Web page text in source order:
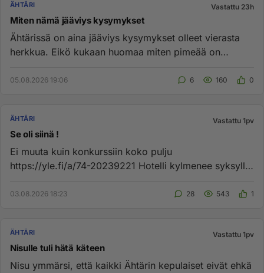
ÄHTÄRI Vastattu 23h
Miten nämä jääviys kysymykset
Ähtärissä on aina jääviys kysymykset olleet vierasta
herkkua. Eikö kukaan huomaa miten pimeää on
05.08.2026 19:06 6 160 0
ÄHTÄRI Vastattu 1pv
Se oli siinä !
Ei muuta kuin konkurssiin koko pulju
https://yle.fi/a/74-20239221 Hotelli kylmenee syksyllä
03.08.2026 18:23 28 543 1
ÄHTÄRI Vastattu 1pv
Nisulle tuli hätä käteen
Nisu ymmärsi, että kaikki Ähtärin kepulaiset eivät ehkä